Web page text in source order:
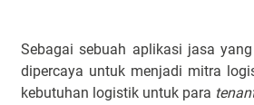
Sebagai sebuah aplikasi jasa
dipercaya untuk menjadi mitra
kebutuhan logistik untuk para